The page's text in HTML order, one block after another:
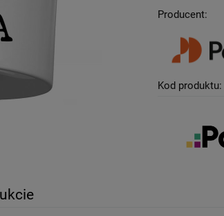
Producent:
Kod produktu: